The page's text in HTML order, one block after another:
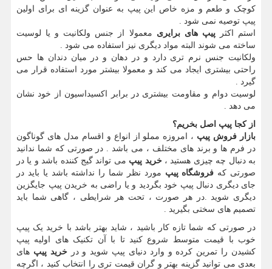
کوچک و طعم و مزه خاص این پیپ به عنوان گزینه ای برای اولین
پیپ توصیه نمی شود .
استم اکثرپیپ های برایری معمولا از جنس ولکانیت و یا لوسیت
ساخته می شوند البته مواد دیگری نیز استفاده می شود .
ولکانیت جنس نرم تری دارد و در دهان و در میان دندان ها حس
راحتی بیشتری ایجاد می کند و معمولا بیشتر مورد استفاده قرار می
گیرد .
لوسیت دوام و مقاومت بیشتری در برابر اکسیداسیون از خود نشان
می دهد .
از کجا پیپ اصل بخریم؟
بازار فروش پیپ ، امروزه مملو از انواع و اقسام مدل های گوناگون
در فرم ها و برند های مختلف ، می باشد . در صورتی که شما ندانید
به دنبال چه چیزی هستید ،خرید پیپ می تواند گیج کننده باشد و یا در
صورتی که فروشگاه پیپ مورد نظر شما را نداشته باشد یا باید در
جای دیگری دنبال پیپ خود بگردید و یا راضی به خریدن پیپ جایگزین
دیگری شوید .در هر صورت ، تحت هر شرایطی ، گاهی شما باید
تصمیم های سختی بگیرید .
در صورتی که شما تازه کار باشید ، شاید بهتر باشد با خرید یک پیپ
خوب با قیمت متوسط شروع کنید تا با آن تکنیک های اولیه پیپ
کشیدن را تمرین کرده و وارد دنیای پیپ شوید و درخرید پیپ های
بعدی می توانید گزینه بهتر و گران قیمت تری را انتخاب کنید ، اگرچه